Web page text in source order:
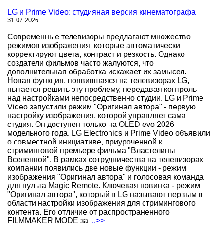
LG и Prime Video: студияная версия кинематографа
31.07.2026
Современные телевизоры предлагают множество
режимов изображения, которые автоматически
корректируют цвета, контраст и резкость. Однако
создатели фильмов часто жалуются, что
дополнительная обработка искажает их замысел.
Новая функция, появившаяся на телевизорах LG,
пытается решить эту проблему, передавая контроль
над настройками непосредственно студии. LG и Prime
Video запустили режим "Оригинал автора" - первую
настройку изображения, которой управляет сама
студия. Он доступен только на OLED evo 2026
модельного года. LG Electronics и Prime Video объявили
о совместной инициативе, приуроченной к
стриминговой премьере фильма "Властелины
Вселенной". В рамках сотрудничества на телевизорах
компании появились две новые функции - режим
изображения "Оригинал автора" и голосовая команда
для пульта Magic Remote. Ключевая новинка - режим
"Оригинал автора", который в LG называют первым в
области настройки изображения для стримингового
контента. Его отличие от распространенного
FILMMAKER MODE за ...>>